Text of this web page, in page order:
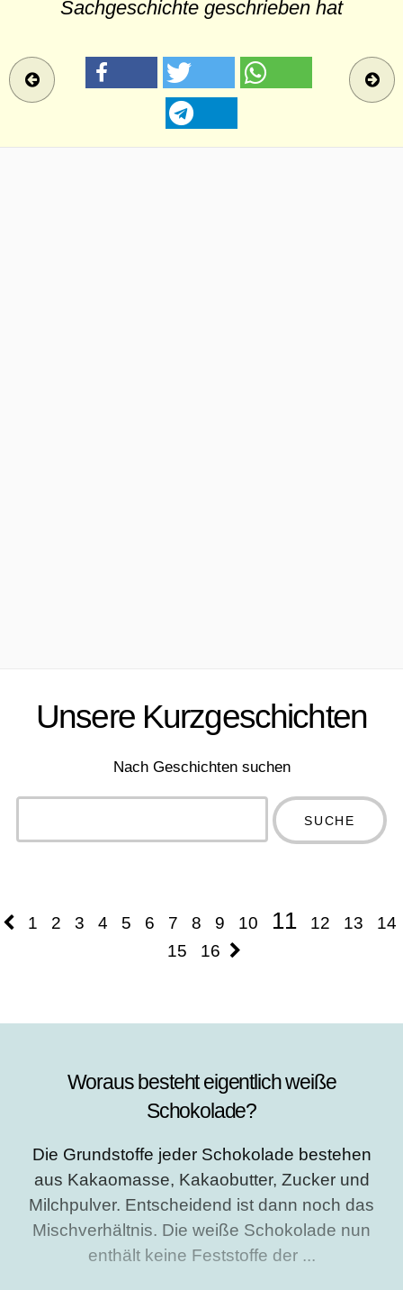
Sachgeschichte geschrieben hat
Unsere Kurzgeschichten
Nach Geschichten suchen
Type 2 or
1 2 3 4 5 6 7 8 9 10 11 12 13
14
15
16
Woraus besteht eigentlich weiße
Schokolade?
Die Grundstoffe jeder Schokolade bestehen
aus Kakaomasse, Kakaobutter, Zucker und
Milchpulver. Entscheidend ist dann noch das
Mischverhältnis. Die weiße Schokolade nun
enthält keine Feststoffe der ...